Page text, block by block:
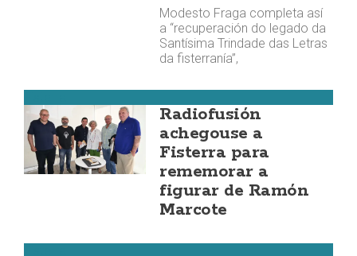
Modesto Fraga completa así
a “recuperación do legado da
Santísima Trindade das Letras
da fisterranía”,
Radiofusión
achegouse a
Fisterra para
rememorar a
figurar de Ramón
Marcote